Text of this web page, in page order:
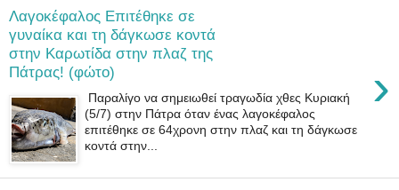
Λαγοκέφαλος Επιτέθηκε σε
γυναίκα και τη δάγκωσε κοντά
στην Καρωτίδα στην πλαζ της
Πάτρας! (φώτο)
›
Παραλίγο να σημειωθεί τραγωδία χθες Κυριακή
(5/7) στην Πάτρα όταν ένας λαγοκέφαλος
επιτέθηκε σε 64χρονη στην πλαζ και τη δάγκωσε
κοντά στην...